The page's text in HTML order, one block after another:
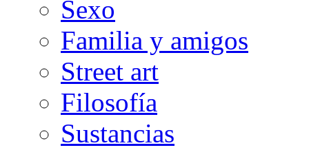
Sexo
Familia y amigos
Street art
Filosofía
Sustancias